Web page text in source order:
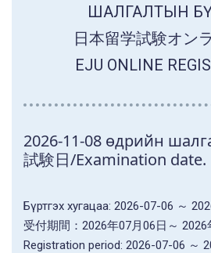
ШАЛГАЛТЫН
日本留学試験オン
EJU ONLINE
2026-11-08 өдрийн
試験日/Examination date.
Бүртгэх хугацаа: 2026-07-06 ～
受付期間：2026年07月06日～ 2026
Registration period: 2026-07-06 ～